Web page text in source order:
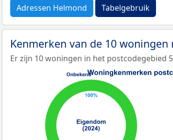
Adressen Helmond Tabelgebruik
Kenmerken van de 10 woningen
Er zijn 10 woningen in het postcodegebied